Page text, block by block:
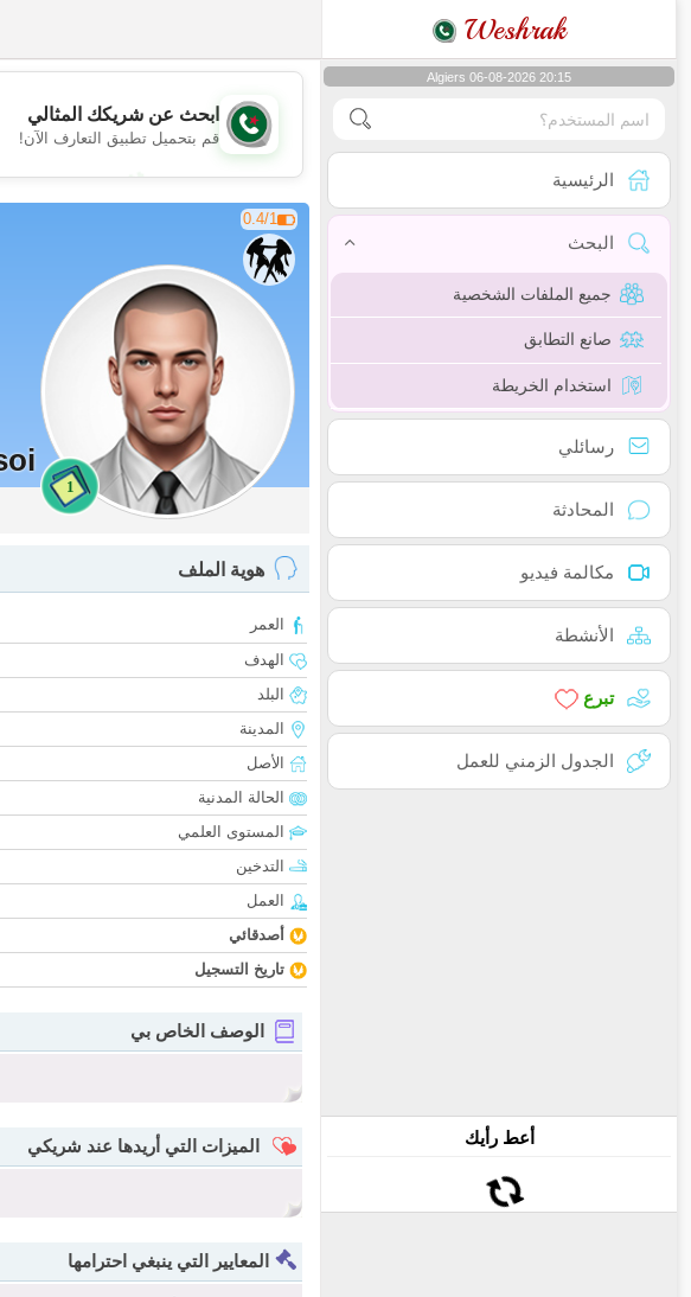
Weshrak
Algiers 06-08-2026 20:15
الرئيسية
البحث
جميع الملفات الشخصية
صانع التطابق
استخدام الخريطة
رسائلي
المحادثة
مكالمة فيديو
الأنشطة
تبرع
الجدول الزمني للعمل
أعط رأيك
💕
ابحث عن شريكك المثالي
قم بتحميل تطبيق التعارف الآن!
0.4/1
1
هوية الملف
العمر
الهدف
البلد
المدينة
الأصل
الحالة المدنية
المستوى العلمي
التدخين
العمل
أصدقائي
تاريخ التسجيل
الوصف الخاص بي
الميزات التي أريدها عند شريكي
المعايير التي ينبغي احترامها